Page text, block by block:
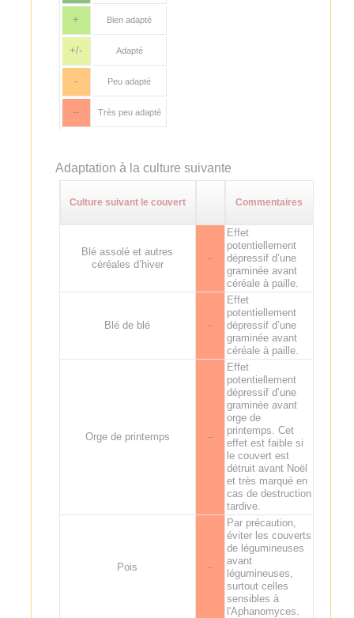
+ Bien adapté
+/- Adapté
- Peu adapté
-- Très peu adapté
Adaptation à la culture suivante
Culture suivant le couvert Commentaires
Blé assolé et autres
céréales d’hiver
--
Effet
potentiellement
dépressif d’une
graminée avant
céréale à paille.
Blé de blé --
Effet
potentiellement
dépressif d’une
graminée avant
céréale à paille.
Orge de printemps --
Effet
potentiellement
dépressif d’une
graminée avant
orge de
printemps. Cet
effet est faible si
le couvert est
détruit avant Noël
et très marqué en
cas de destruction
tardive.
Pois --
Par précaution,
éviter les couverts
de légumineuses
avant
légumineuses,
surtout celles
sensibles à
l'Aphanomyces.